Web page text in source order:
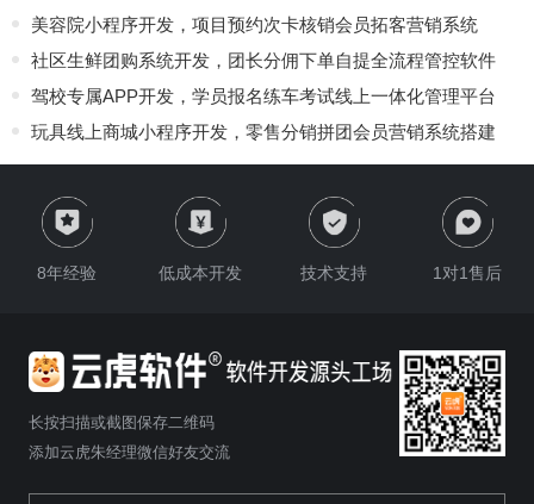
美容院小程序开发，项目预约次卡核销会员拓客营销系统
社区生鲜团购系统开发，团长分佣下单自提全流程管控软件
驾校专属APP开发，学员报名练车考试线上一体化管理平台
玩具线上商城小程序开发，零售分销拼团会员营销系统搭建
8年经验 低成本开发 技术支持 1对1售后
长按扫描或截图保存二维码
添加云虎朱经理微信好友交流